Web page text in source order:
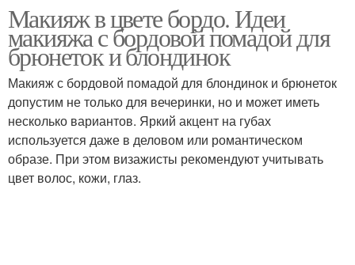
тонах
Бордовый макияж
Глаз с бордовой
помадой
Макияж под бордовое
платье
Макияж в цвете бордо. Идеи
макияжа с бордовой помадой для
брюнеток и блондинок
Макияж с бордовой помадой для блондинок и брюнеток
допустим не только для вечеринки, но и может иметь
несколько вариантов. Яркий акцент на губах
используется даже в деловом или романтическом
образе. При этом визажисты рекомендуют учитывать
цвет волос, кожи, глаз.